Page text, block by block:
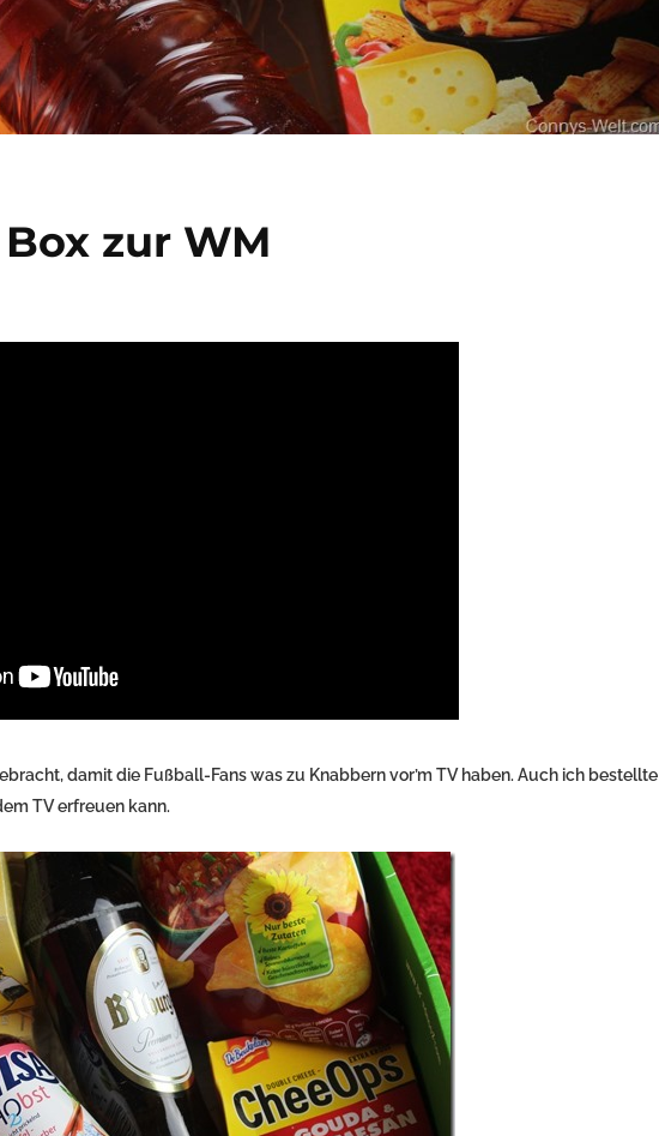
zur WM
damit die Fußball-Fans was zu Knabbern vor’m TV haben. Auch ich bestellte
TV erfreuen kann.